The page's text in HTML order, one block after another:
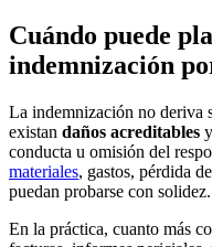
Cuándo puede
indemnización
La indemnización no deriva
existan daños acreditables
conducta u omisión del
materiales, gastos, pérdida
puedan probarse con solidez.
En la práctica, cuanto más